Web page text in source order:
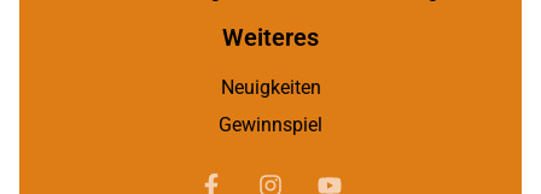
Weiteres
Neuigkeiten
Gewinnspiel